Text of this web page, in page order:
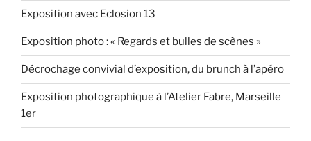
Exposition avec Eclosion 13
Exposition photo : « Regards et bulles de scènes »
Décrochage convivial d’exposition, du brunch à l’apéro
Exposition photographique à l’Atelier Fabre, Marseille
1er